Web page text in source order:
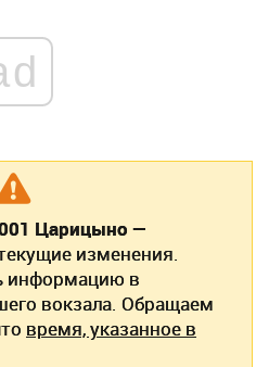
Царицыно —
изменения.
информацию в
вокзала. Обращаем
время, указанное в